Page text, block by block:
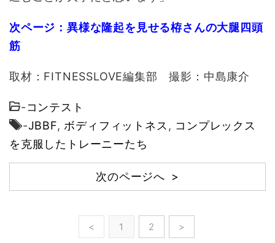
次ページ：異様な隆起を見せる栫さんの大腿四頭
筋
取材：FITNESSLOVE編集部 撮影：中島康介
-コンテスト
-JBBF, ボディフィットネス , コンプレックス
を克服したトレーニーたち
次のページへ >
< 1 2 >